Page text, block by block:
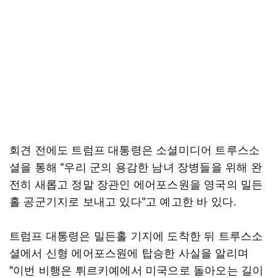
회견 전에도 트럼프 대통령은 소셜미디어 트루스소
셜을 통해 "우리 군의 용감한 남녀 장병들을 위해 완
전히 새롭고 정말 장관인 에어포스원을 영국의 밀든
홀 공군기지로 보내고 있다"고 예고한 바 있다.
트럼프 대통령은 밀든홀 기지에 도착한 뒤 트루스소
셜에서 신형 에어포스원에 탑승한 사실을 알리며
"이번 비행은 튀르키예에서 미국으로 돌아오는 길이